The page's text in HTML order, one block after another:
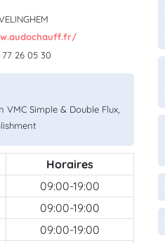
77 26 05 30
VMC Simple & Double Flux,
Horaires
09:00-19:00
09:00-19:00
09:00-19:00